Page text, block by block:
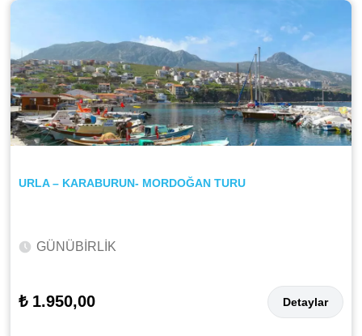
URLA – KARABURUN- MORDOĞAN TURU
GÜNÜBİRLİK
₺ 1.950,00 Detaylar